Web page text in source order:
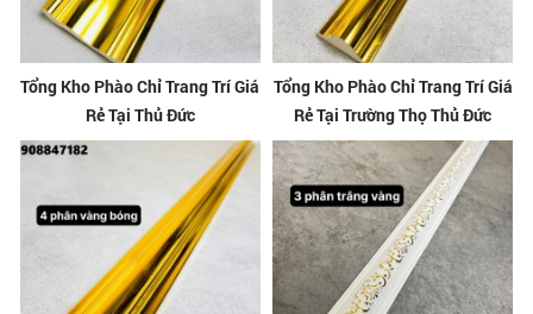
Tổng Kho Phào Chỉ Trang Trí Giá
Rẻ Tại Thủ Đức
Tổng Kho Phào Chỉ Trang Trí Giá
Rẻ Tại Trường Thọ Thủ Đức